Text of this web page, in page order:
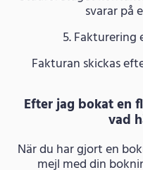
svarar på
5.
Fakturan skickas
Efter jag bokat en
vad
När du har gjort en
mejl med din